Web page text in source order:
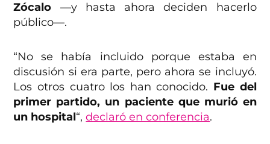
Zócalo —y hasta ahora deciden hacerlo
público—.
“No se había incluido porque estaba en
discusión si era parte, pero ahora se incluyó.
Los otros cuatro los han conocido. Fue del
primer partido, un paciente que murió en
un hospital“,declaró en conferencia.